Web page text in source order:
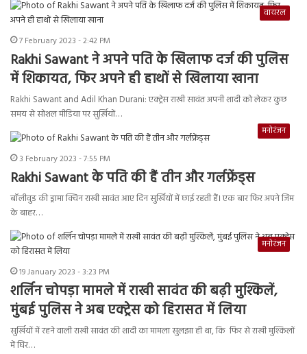
वायरल
7 February 2023 - 2:42 PM
Rakhi Sawant ने अपने पति के खिलाफ दर्ज की पुलिस
में शिकायत, फिर अपने ही हाथों से खिलाया खाना
Rakhi Sawant and Adil Khan Durani: एक्ट्रेस राखी सावंत अपनी शादी को लेकर कुछ
समय से सोशल मीडिया पर सुर्ख़ियों…
मनोरंजन
3 February 2023 - 7:55 PM
Rakhi Sawant के पति की हैं तीन और गर्लफ्रेंड्स
बॉलीवुड की ड्रामा क्विन राखी सावंत आए दिन सुर्खियों में छाई रहती हैं। एक बार फिर अपने जिम
के बाहर…
मनोरंजन
19 January 2023 - 3:23 PM
शर्लिन चोपड़ा मामले में राखी सावंत की बढ़ी मुश्किलें,
मुंबई पुलिस ने अब एक्ट्रेस को हिरासत में लिया
सुर्खियों में रहने वाली राखी सावंत की शादी का मामला सुलझा ही था, कि फिर से राखी मुश्किलों
में घिर…